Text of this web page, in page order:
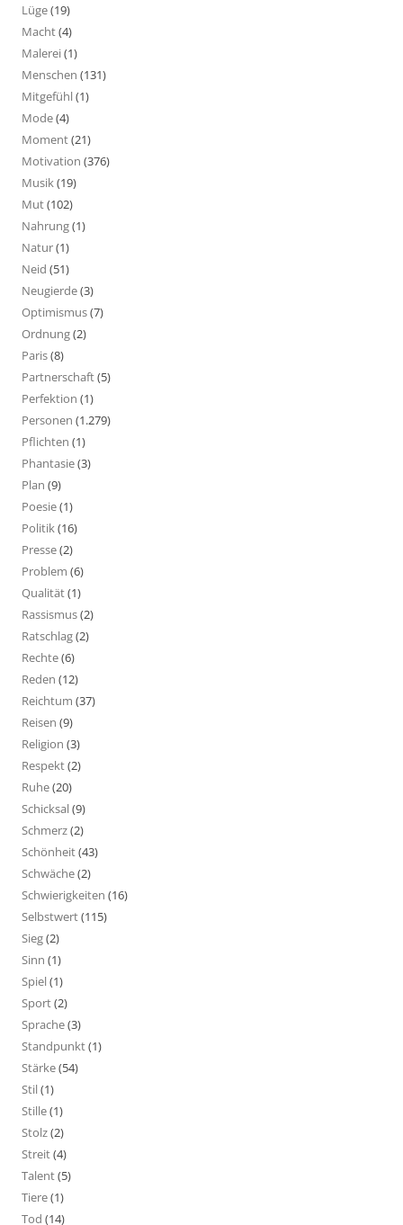
Lüge(19)
Macht(4)
Malerei(1)
Menschen (131)
Mitgefühl(1)
Mode(4)
Moment(21)
Motivation (376)
Musik(19)
Mut(102)
Nahrung(1)
Natur(1)
Neid (51)
Neugierde(3)
Optimismus(7)
Ordnung(2)
Paris(8)
Partnerschaft(5)
Perfektion (1)
Personen (1.279)
Pflichten (1)
Phantasie(3)
Plan (9)
Poesie(1)
Politik(16)
Presse(2)
Problem (6)
Qualität(1)
Rassismus(2)
Ratschlag(2)
Rechte(6)
Reden (12)
Reichtum (37)
Reisen (9)
Religion (3)
Respekt(2)
Ruhe(20)
Schicksal(9)
Schmerz(2)
Schönheit(43)
Schwäche(2)
Schwierigkeiten (16)
Selbstwert(115)
Sieg(2)
Sinn (1)
Spiel(1)
Sport(2)
Sprache(3)
Standpunkt(1)
Stärke(54)
Stil(1)
Stille(1)
Stolz(2)
Streit(4)
Talent(5)
Tiere(1)
Tod (14)